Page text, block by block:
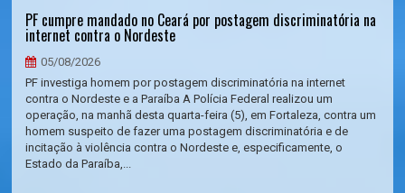
PF cumpre mandado no Ceará por postagem discriminatória na
internet contra o Nordeste
05/08/2026
PF investiga homem por postagem discriminatória na internet
contra o Nordeste e a Paraíba A Polícia Federal realizou um
operação, na manhã desta quarta-feira (5), em Fortaleza, contra um
homem suspeito de fazer uma postagem discriminatória e de
incitação à violência contra o Nordeste e, especificamente, o
Estado da Paraíba,...